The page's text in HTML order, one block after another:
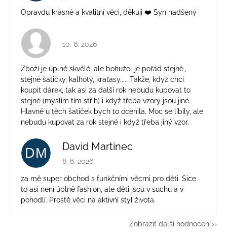
Opravdu krásné a kvalitní věci, děkuji ❤️ Syn nadšený
Hodnocení obchodu je 4 z 5 hvězdiček.
10. 6. 2026
Zboží je úplně skvělé, ale bohužel je pořád stejné.,
stejné šatičky, kalhoty, kraťasy..... Takže, když chci
koupit dárek, tak asi za další rok nebudu kupovat to
stejné (myslím tím střih) i když třeba vzory jsou jiné.
Hlavně u těch šatiček bych to ocenila. Moc se líbily, ale
nebudu kupovat za rok stejné i když třeba jiný vzor.
DM David Martinec
Hodnocení obchodu je 5 z 5 hvězdiček.
8. 6. 2026
za mě super obchod s funkčními věcmi pro děti. Sice
to asi není úplně fashion, ale děti jsou v suchu a v
pohodlí. Prostě věci na aktivní styl života.
Zobrazit další hodnocení